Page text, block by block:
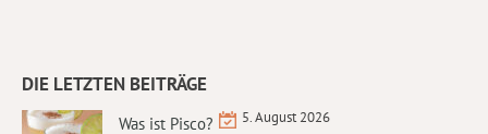
DIE LETZTEN BEITRÄGE
Was ist Pisco? 5. August 2026